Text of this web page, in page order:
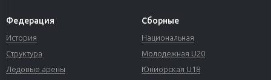
Федерация
История
Структура
Ледовые арены
Сборные
Национальная
Молодежная U20
Юниорская U18